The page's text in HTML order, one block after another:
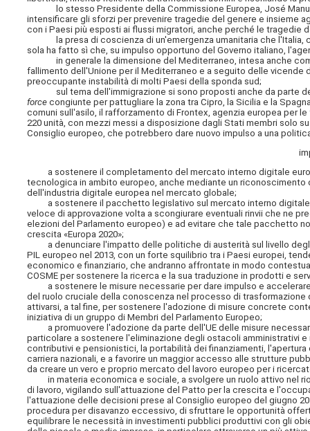
lo stesso Presidente della Commissione Europea, José Manuel
intensificare gli sforzi per prevenire tragedie del genere e insieme
con i Paesi più esposti ai flussi migratori, anche perché le tragedie
la presa di coscienza di un'emergenza umanitaria che l'Italia,
sola ha fatto sì che, su impulso opportuno del Governo italiano,
in generale la dimensione del Mediterraneo, intesa anche
fallimento dell'Unione per il Mediterraneo e a seguito delle
preoccupante instabilità di molti Paesi della sponda sud;
sul tema dell'immigrazione si sono proposti anche da parte del
force congiunte per pattugliare la zona tra Cipro, la Sicilia e la
comuni sull'asilo, il rafforzamento di Frontex, agenzia europea per
220 unità, con mezzi messi a disposizione dagli Stati membri solo
Consiglio europeo, che potrebbero dare nuovo impulso a una
a sostenere il completamento del mercato interno digitale
tecnologica in ambito europeo, anche mediante un
dell'industria digitale europea nel mercato globale;
a sostenere il pacchetto legislativo sul mercato interno digitale
veloce di approvazione volta a scongiurare eventuali rinvii che ne
elezioni del Parlamento europeo) e ad evitare che tale pacchetto
crescita «Europa 2020»;
a denunciare l'impatto delle politiche di austerità sul livello degli
PIL europeo nel 2013, con un forte squilibrio tra i Paesi europei,
economico e finanziario, che andranno affrontate in modo
COSME per sostenere la ricerca e la sua traduzione in prodotti e
a sostenere le misure necessarie per dare impulso e accelerare
del ruolo cruciale della conoscenza nel processo di
attivarsi, a tal fine, per sostenere l'adozione di misure concrete
iniziativa di un gruppo di Membri del Parlamento Europeo;
a promuovere l'adozione da parte dell'UE delle misure
particolare a sostenere l'eliminazione degli ostacoli amministrativi
contributivi e pensionistici, la portabilità dei finanziamenti,
carriera nazionali, e a favorire un maggior accesso alle strutture
da creare un vero e proprio mercato del lavoro europeo per i
in materia economica e sociale, a svolgere un ruolo attivo nel
di lavoro, vigilando sull'attuazione del Patto per la crescita e
l'attuazione delle decisioni prese al Consiglio europeo del giugno
procedura per disavanzo eccessivo, di sfruttare le opportunità
equilibrare le necessità in investimenti pubblici produttivi con gli